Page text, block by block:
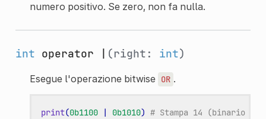
numero positivo. Se zero, non fa nulla.
int operator | (right: int)
Esegue l'operazione bitwise OR .
print(0b1100 0b1010) # Stampa 14 (binario